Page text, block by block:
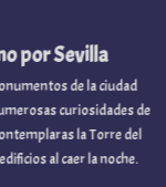
Tour
Historia,
la ciudad
de
Torre del
la noche.